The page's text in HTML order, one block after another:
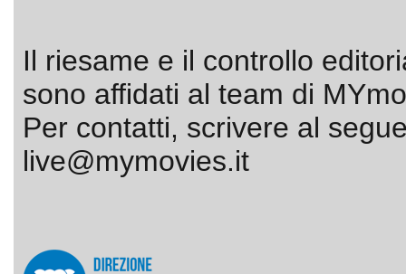
Il riesame e il controllo
sono affidati al team di
Per contatti, scrivere al
live@mymovies.it